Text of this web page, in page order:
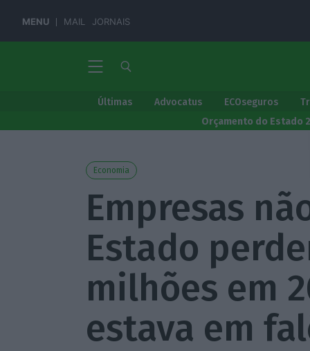
MENU MAIL JORNAIS
Últimas Advocatus ECOseguros
Orçamento do Estado
Economia
Empresas
Estado
milhões em
estava em